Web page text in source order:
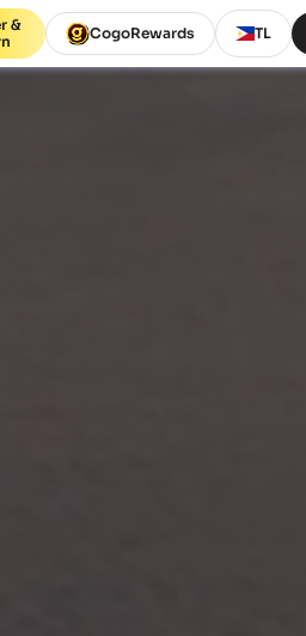
&
CogoRewards TL